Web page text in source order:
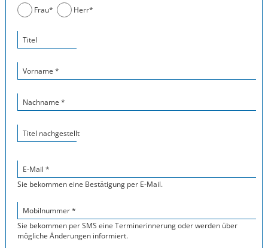
Frau* Herr*
Titel
Vorname *
Nachname *
Titel nachgestellt
E-Mail *
Sie bekommen eine Bestätigung per E-Mail.
Mobilnummer *
Sie bekommen per SMS eine Terminerinnerung oder werden über
mögliche Änderungen informiert.